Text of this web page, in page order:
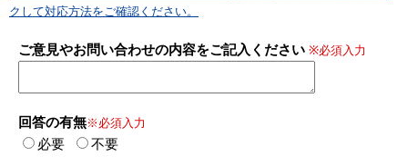
クして対応方法をご確認ください。
ご意見やお問い合わせの内容をご記入ください ※必須入力
回答の有無※必須入力
必要 不要